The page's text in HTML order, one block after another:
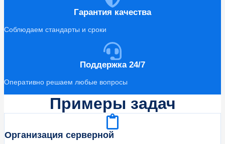
Гарантия качества
Соблюдаем стандарты и сроки
Поддержка 24/7
Оперативно решаем любые вопросы
Примеры задач
Организация серверной